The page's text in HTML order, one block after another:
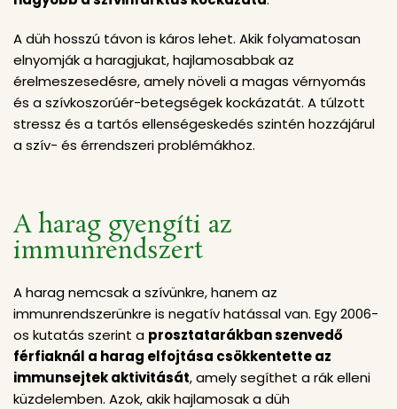
A düh hosszú távon is káros lehet. Akik folyamatosan
elnyomják a haragjukat, hajlamosabbak az
érelmeszesedésre, amely növeli a magas vérnyomás
és a szívkoszorúér-betegségek kockázatát. A túlzott
stressz és a tartós ellenségeskedés szintén hozzájárul
a szív- és érrendszeri problémákhoz.
A harag gyengíti az
immunrendszert
A harag nemcsak a szívünkre, hanem az
immunrendszerünkre is negatív hatással van. Egy 2006-
os kutatás szerint a prosztatarákban szenvedő
férfiaknál a harag elfojtása csökkentette az
immunsejtek aktivitását, amely segíthet a rák elleni
küzdelemben. Azok, akik hajlamosak a düh